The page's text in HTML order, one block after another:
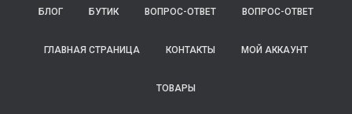
БЛОГ БУТИК ВОПРОС-ОТВЕТ ВОПРОС-ОТВЕТ
ГЛАВНАЯ СТРАНИЦА КОНТАКТЫ МОЙ АККАУНТ
ТОВАРЫ